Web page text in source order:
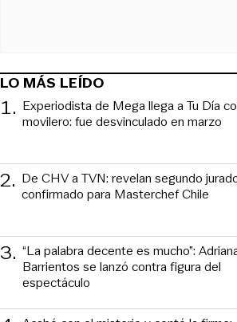
LO MÁS LEÍDO
1. Experiodista de Mega llega a Tu Día
movilero: fue desvinculado en marzo
2. De CHV a TVN: revelan segundo
confirmado para Masterchef Chile
3. “La palabra decente es mucho”:
Barrientos se lanzó contra figura del
espectáculo